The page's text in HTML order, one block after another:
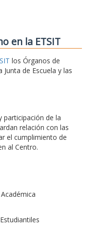
en la ETSIT
los Órganos de
de Escuela y las
participación de la
relación con las
el cumplimiento de
al Centro.